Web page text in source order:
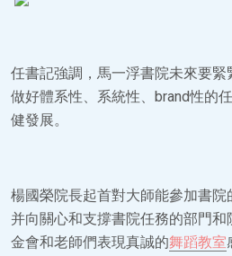
任書記強調，馬一浮書院未來要
做好體系性、系統性、brand性的
健發展。
楊國榮院長起首對大師能參加書院
并向關心和支撐書院任務的部門
金會和老師們表現真誠的舞蹈教室